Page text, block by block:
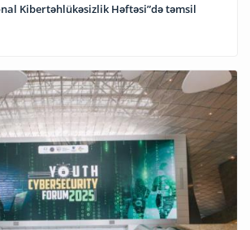
Kibertəhlükəsizlik Həftəsi”də təmsil